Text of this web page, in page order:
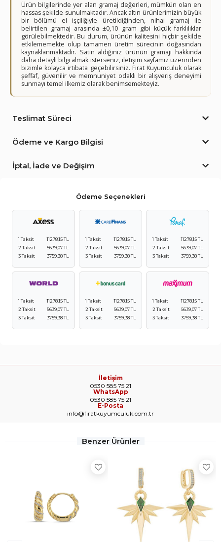
Ürün bilgilerinde yer alan gramaj değerleri, mümkün olan en
hassas şekilde sunulmaktadır. Ancak altın ürünlerimizin büyük
bir bölümü el işçiliğiyle üretildiğinden, nihai gramaj ile
belirtilen gramaj arasında ±0,10 gram gibi küçük farklılıklar
görülebilmektedir. Bu durum, ürünün kalitesini hiçbir şekilde
etkilememekte olup tamamen üretim sürecinin doğasından
kaynaklanmaktadır. Satın aldığınız ürünün gramajı hakkında
daha detaylı bilgi almak isterseniz, iletişim sayfamız üzerinden
bizimle kolayca irtibata geçebilirsiniz. Fırat Kuyumculuk olarak
şeffaf, güvenilir ve memnuniyet odaklı bir alışveriş deneyimi
sunmayı temel ilkemiz olarak benimsemekteyiz.
Teslimat Süreci
Ödeme ve Kargo Bilgisi
İptal, İade ve Değişim
Ödeme Seçenekleri
1 Taksit
11278,15 TL
2 Taksit
5639,07 TL
3 Taksit
3759,38 TL
1 Taksit
11278,15 TL
2 Taksit
5639,07 TL
3 Taksit
3759,38 TL
1 Taksit
11278,15 TL
2 Taksit
5639,07 TL
3 Taksit
3759,38 TL
1 Taksit
11278,15 TL
2 Taksit
5639,07 TL
3 Taksit
3759,38 TL
1 Taksit
11278,15 TL
2 Taksit
5639,07 TL
3 Taksit
3759,38 TL
1 Taksit
11278,15 TL
2 Taksit
5639,07 TL
3 Taksit
3759,38 TL
İletişim
0530 585 75 21
WhatsApp
0530 585 75 21
E-Posta
info@firatkuyumculuk.com.tr
Benzer Ürünler